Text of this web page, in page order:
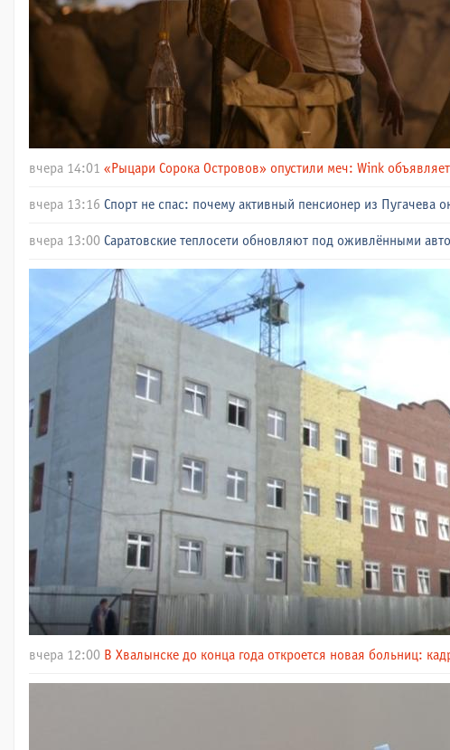
вчера 14:01 «Рыцари Сорока Островов» опустили меч: Wink
вчера 13:16 Спорт не спас: почему активный пенсионер из Пугачева
вчера 13:00 Саратовские теплосети обновляют под оживлёнными
вчера 12:00 В Хвалынске до конца года откроется новая больниц: